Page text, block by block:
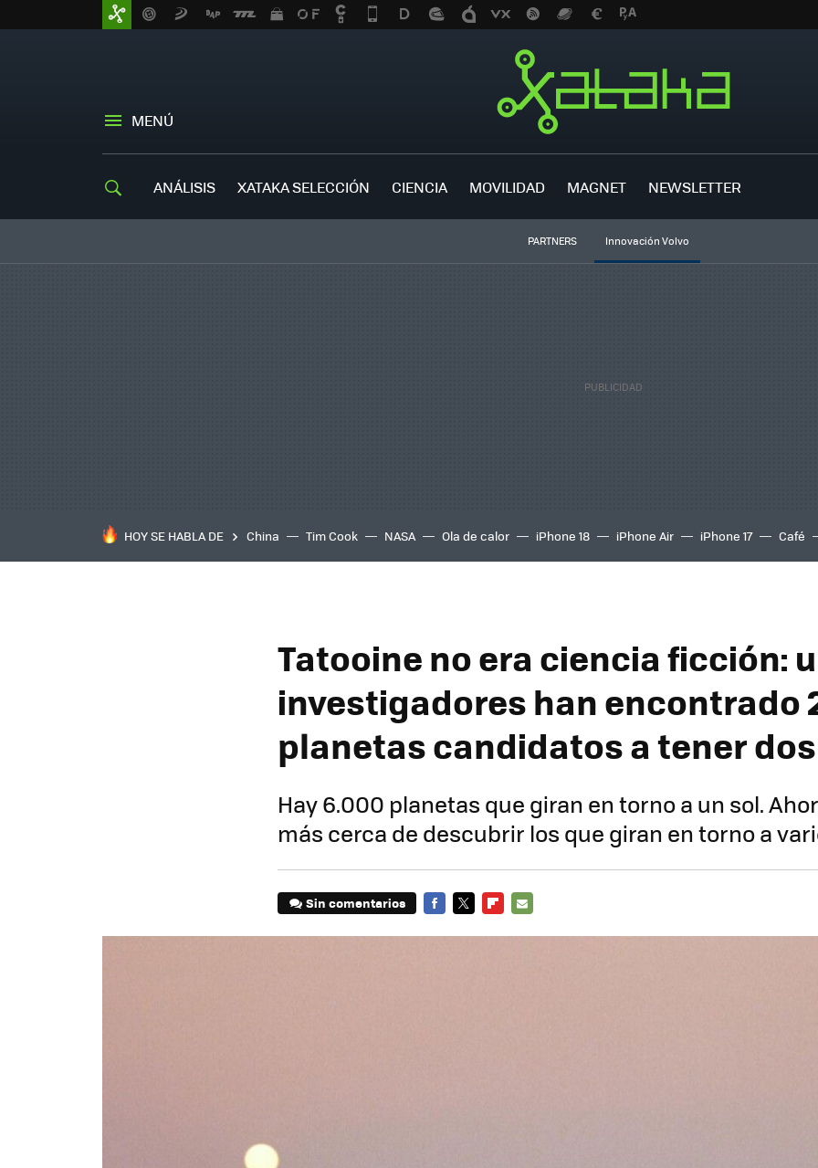
MENÚ
ANÁLISIS XATAKA SELECCIÓN CIENCIA MOVILIDAD MAGNET NEWSLETTER
PARTNERS Innovación Volvo
HOY SE HABLA DE China Tim Cook NASA Ola de calor iPhone 18 iPhone Air iPhone 17 Café
Tatooine no era ciencia ficción:
investigadores han encontrado
planetas candidatos a tener
Hay 6.000 planetas que giran en torno a un sol.
más cerca de descubrir los que giran en torno a
Sin comentarios